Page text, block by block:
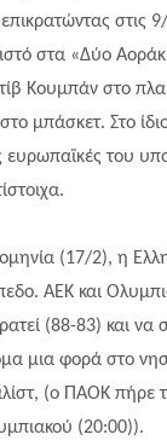
στα «Δύο
Κουμπάν στο
μπάσκετ. Στο
ευρωπαϊκές του
(17/2), η
ΑΕΚ και
(88-83) και
μια φορά στο
(ο ΠΑΟΚ πήρε
(20:00)).